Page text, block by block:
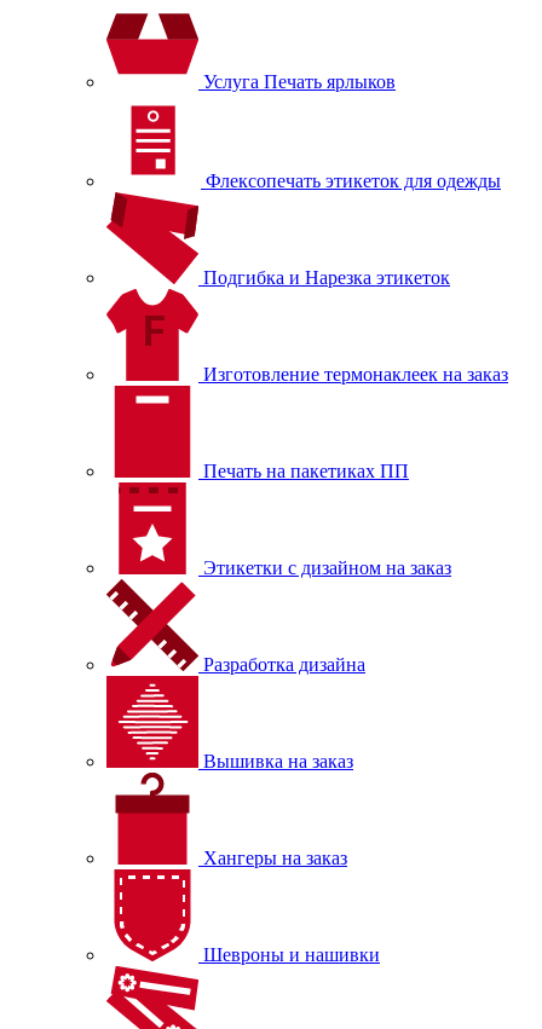
Услуга Печать ярлыков
Флексопечать этикеток для одежды
Подгибка и Нарезка этикеток
Изготовление термонаклеек на заказ
Печать на пакетиках ПП
Этикетки с дизайном на заказ
Разработка дизайна
Вышивка на заказ
Хангеры на заказ
Шевроны и нашивки